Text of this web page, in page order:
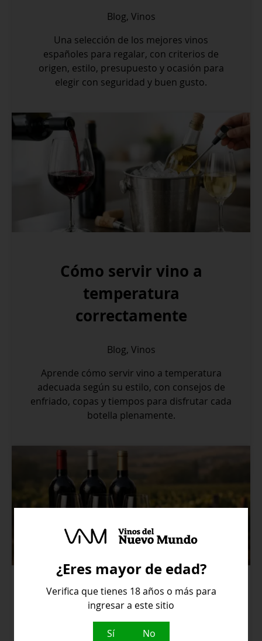
Blog, Vinos
Una selección de los mejores vinos
españoles para regalar, con criterios de
origen, estilo, presupuesto y ocasión para
elegir con seguridad y buen gusto.
Cómo servir vino a
temperatura
correctamente
Blog, Vinos
Aprende cómo servir vino a temperatura
adecuada según su estilo, con consejos de
enfriado, copas y tiempos para disfrutar cada
botella plenamente.
Qué significa crianza,
reserva y gran reserva
¿Eres mayor de edad?
Verifica que tienes 18 años o más para
ingresar a este sitio
Sí No